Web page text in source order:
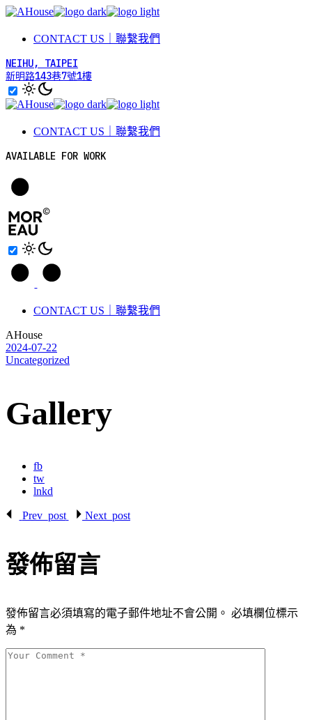
Skip
CONTACT US｜聯繫我們
NEIHU, TAIPEI
新明路143巷7號1樓
CONTACT US｜聯繫我們
AVAILABLE FOR WORK
CONTACT US｜聯繫我們
AHouse
2024-07-22
Uncategorized
Gallery
fb
tw
lnkd
Prev_post Next_post
發佈留言
發佈留言必須填寫的電子郵件地址不會公開。 必填欄位標示
為 *